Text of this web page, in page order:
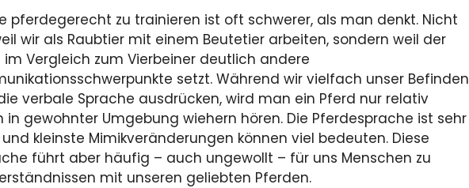
pferdegerecht zu trainieren ist oft schwerer, als man denkt. Nicht
wir als Raubtier mit einem Beutetier arbeiten, sondern weil der
im Vergleich zum Vierbeiner deutlich andere
setzt. Während wir vielfach unser Befinden
verbale Sprache ausdrücken, wird man ein Pferd nur relativ
in gewohnter Umgebung wiehern hören. Die Pferdesprache ist sehr
kleinste Mimikveränderungen können viel bedeuten. Diese
führt aber häufig – auch ungewollt – für uns Menschen zu
mit unseren geliebten Pferden.